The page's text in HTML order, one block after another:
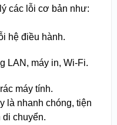
các lỗi cơ bản như:
hệ điều hành.
LAN, máy in, Wi-Fi.
máy tính.
là nhanh chóng, tiện
di chuyển.